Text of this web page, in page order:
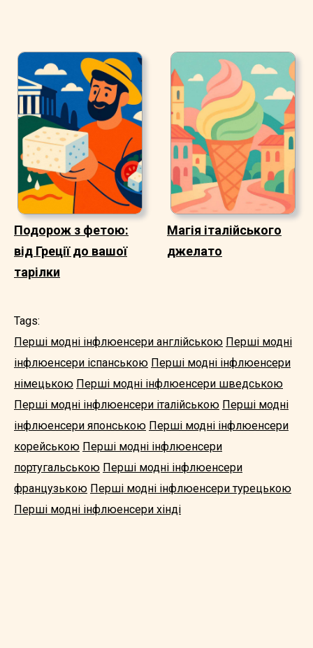
Подорож з фетою:
від Греції до вашої
тарілки
Магія італійського
джелато
Tags:
Перші модні інфлюенсери англійською Перші модні
інфлюенсери іспанською Перші модні інфлюенсери
німецькою Перші модні інфлюенсери шведською
Перші модні інфлюенсери італійською Перші модні
інфлюенсери японською Перші модні інфлюенсери
корейською Перші модні інфлюенсери
португальською Перші модні інфлюенсери
французькою Перші модні інфлюенсери турецькою
Перші модні інфлюенсери хінді